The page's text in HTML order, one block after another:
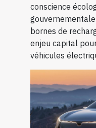
conscience
bornes de
enjeu capital
véhicules